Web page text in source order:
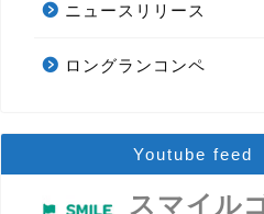
ニュースリリース
ロングランコンペ
Youtube feed
スマイル